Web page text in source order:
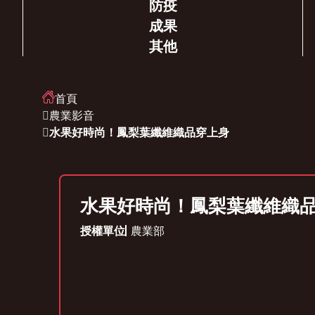
防疫
成果
其他
首頁
農業影音
水果好時尚！鳳梨葉纖維織品穿上身
水果好時尚！鳳梨葉纖維織
授權單位 農業部